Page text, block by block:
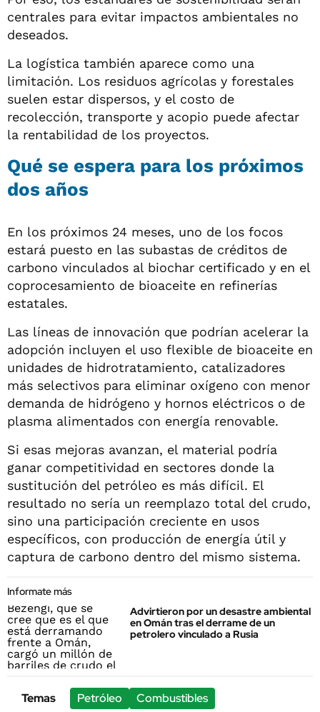
centrales para evitar impactos ambientales no
deseados.
La logística también aparece como una
limitación. Los residuos agrícolas y forestales
suelen estar dispersos, y el costo de
recolección, transporte y acopio puede afectar
la rentabilidad de los proyectos.
Qué se espera para los próximos
dos años
En los próximos 24 meses, uno de los focos
estará puesto en las subastas de créditos de
carbono vinculados al biochar certificado y en el
coprocesamiento de bioaceite en refinerías
estatales.
Las líneas de innovación que podrían acelerar la
adopción incluyen el uso flexible de bioaceite en
unidades de hidrotratamiento, catalizadores
más selectivos para eliminar oxígeno con menor
demanda de hidrógeno y hornos eléctricos o de
plasma alimentados con energía renovable.
Si esas mejoras avanzan, el material podría
ganar competitividad en sectores donde la
sustitución del petróleo es más difícil. El
resultado no sería un reemplazo total del crudo,
sino una participación creciente en usos
específicos, con producción de energía útil y
captura de carbono dentro del mismo sistema.
Informate más
Advirtieron por un desastre ambiental
en Omán tras el derrame de un
petrolero vinculado a Rusia
Temas Petróleo Combustibles